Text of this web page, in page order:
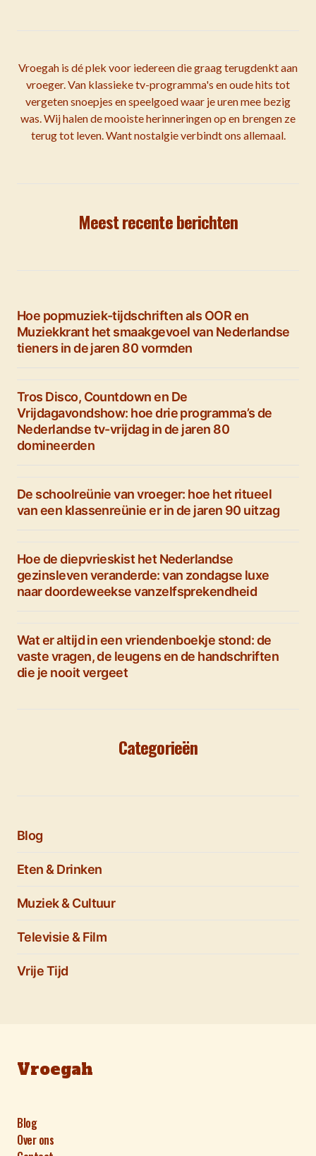
Vroegah is dé plek voor iedereen die graag terugdenkt aan
vroeger. Van klassieke tv-programma's en oude hits tot
vergeten snoepjes en speelgoed waar je uren mee bezig
was. Wij halen de mooiste herinneringen op en brengen ze
terug tot leven. Want nostalgie verbindt ons allemaal.
Meest recente berichten
Hoe popmuziek-tijdschriften als OOR en
Muziekkrant het smaakgevoel van Nederlandse
tieners in de jaren 80 vormden
Tros Disco, Countdown en De
Vrijdagavondshow: hoe drie programma’s de
Nederlandse tv-vrijdag in de jaren 80
domineerden
De schoolreünie van vroeger: hoe het ritueel
van een klassenreünie er in de jaren 90 uitzag
Hoe de diepvrieskist het Nederlandse
gezinsleven veranderde: van zondagse luxe
naar doordeweekse vanzelfsprekendheid
Wat er altijd in een vriendenboekje stond: de
vaste vragen, de leugens en de handschriften
die je nooit vergeet
Categorieën
Blog
Eten & Drinken
Muziek & Cultuur
Televisie & Film
Vrije Tijd
Vroegah
Blog
Over ons